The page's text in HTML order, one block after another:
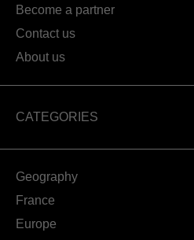
Become a partner
Contact us
About us
CATEGORIES
Geography
France
Europe